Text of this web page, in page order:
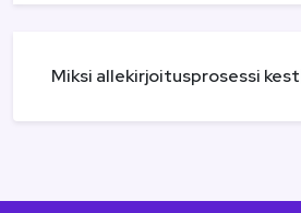
Miksi allekirjoitusprosessi